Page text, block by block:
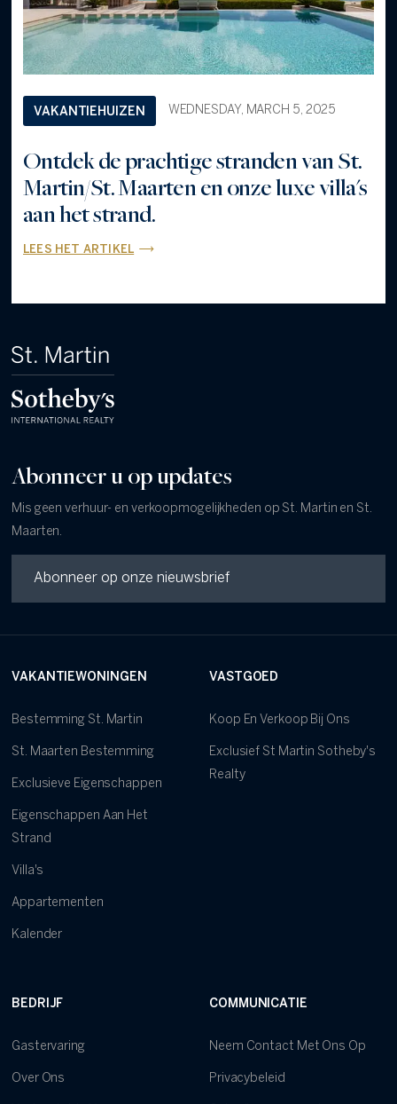
VAKANTIEHUIZEN WEDNESDAY, MARCH 5, 2025
Ontdek de prachtige stranden van St.
Martin/St. Maarten en onze luxe villa's
aan het strand.
LEES HET ARTIKEL
Abonneer u op updates
Mis geen verhuur- en verkoopmogelijkheden op St. Martin en St.
Maarten.
VAKANTIEWONINGEN
Bestemming St. Martin
St. Maarten Bestemming
Exclusieve Eigenschappen
Eigenschappen Aan Het
Strand
Villa's
Appartementen
Kalender
VASTGOED
Koop En Verkoop Bij Ons
Exclusief St Martin Sotheby's
Realty
BEDRIJF
Gastervaring
Over Ons
COMMUNICATIE
Neem Contact Met Ons Op
Privacybeleid